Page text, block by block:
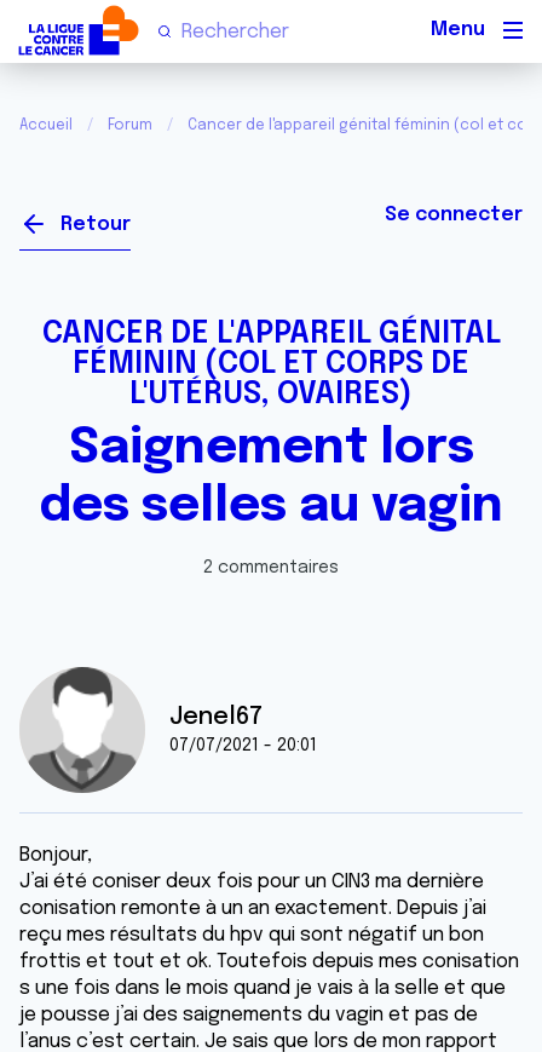
Accueil Forum Cancer de l'appareil génital féminin (col et
Retour Se connecter
CANCER DE L'APPAREIL GÉNITAL
FÉMININ (COL ET CORPS DE
L'UTÉRUS, OVAIRES)
Saignement lors
des selles au vagin
2 commentaires
Jenel67
07/07/2021 - 20:01
Bonjour,
J’ai été coniser deux fois pour un CIN3 ma dernière
conisation remonte à un an exactement. Depuis j’ai
reçu mes résultats du hpv qui sont négatif un bon
frottis et tout et ok. Toutefois depuis mes conisation
s une fois dans le mois quand je vais à la selle et que
je pousse j’ai des saignements du vagin et pas de
l’anus c’est certain. Je sais que lors de mon rapport